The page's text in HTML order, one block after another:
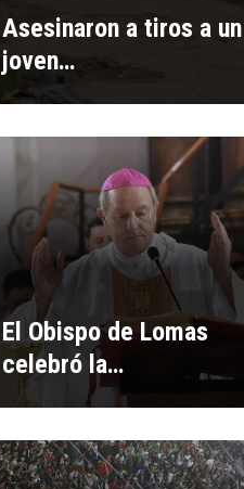
Asesinaron a tiros a un
joven…
El Obispo de Lomas
celebró la…